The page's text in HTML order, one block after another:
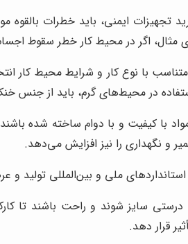
تجهیزات ایمنی، باید خطرات
اگر در محیط کار خطر سقوط
با نوع کار و شرایط محیط کار
در محیط‌های گرم، باید از جنس
با کیفیت و با دوام ساخته شده
و نگهداری را نیز افزایش می‌دهد.
ملی و بین‌المللی تولید
سایز شوند و راحت باشند تا
قرار دهد.